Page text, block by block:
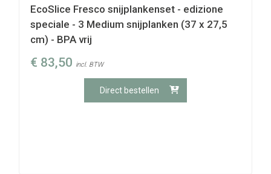
EcoSlice Fresco snijplankenset - edizione
speciale - 3 Medium snijplanken (37 x 27,5
cm) - BPA vrij
€ 83,50 incl. BTW
Direct bestellen